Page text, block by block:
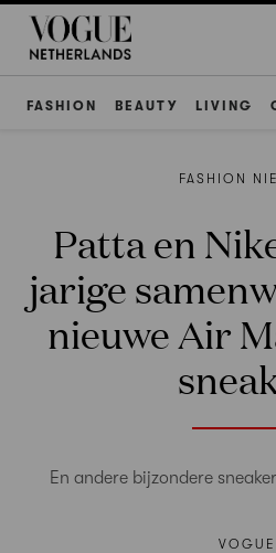
FASHION BEAUTY LIVING
FASHION
Patta en
jarige
nieuwe Air
En andere bijzondere
VOGUE